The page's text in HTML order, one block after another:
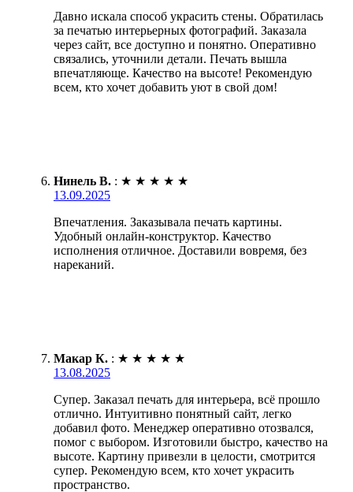
Давно искала способ украсить стены. Обратилась
за печатью интерьерных фотографий. Заказала
через сайт, все доступно и понятно. Оперативно
связались, уточнили детали. Печать вышла
впечатляюще. Качество на высоте! Рекомендую
всем, кто хочет добавить уют в свой дом!
Нинель В. : ★ ★ ★ ★ ★
13.09.2025
Впечатления. Заказывала печать картины.
Удобный онлайн-конструктор. Качество
исполнения отличное. Доставили вовремя, без
нареканий.
Макар К. : ★ ★ ★ ★ ★
13.08.2025
Супер. Заказал печать для интерьера, всё прошло
отлично. Интуитивно понятный сайт, легко
добавил фото. Менеджер оперативно отозвался,
помог с выбором. Изготовили быстро, качество на
высоте. Картину привезли в целости, смотрится
супер. Рекомендую всем, кто хочет украсить
пространство.